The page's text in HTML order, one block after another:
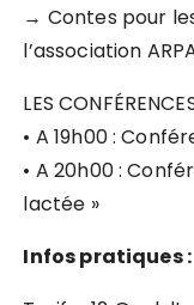
→ Contes pour
l’association
LES
• A 19h00 :
• A 20h00 :
lactée »
Infos pratiques :